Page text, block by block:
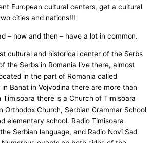
European cultural centers, get a cultural
cities and nations!!!
– now and then – have a lot in common.
cultural and historical center of the Serbs
the Serbs in Romania live there, almost
in the part of Romania called
in Banat in Vojvodina there are more than
there is a Church of Timisoara
Orthodox Church, Serbian Grammar School
elementary school. Radio Timisoara
Serbian language, and Radio Novi Sad